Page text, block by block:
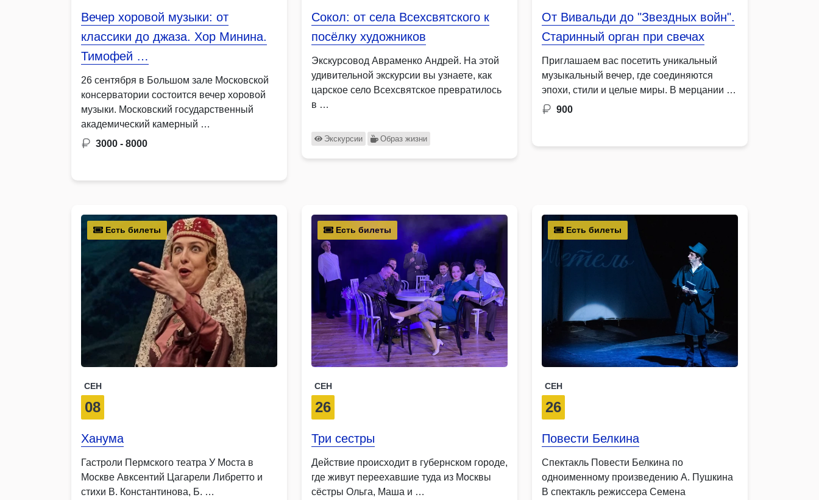
Вечер хоровой музыки: от
классики до джаза. Хор Минина.
Тимофей …
26 сентября в Большом зале Московской
консерватории состоится вечер хоровой
музыки. Московский государственный
академический камерный …
3000 - 8000
Сокол: от села Всехсвятского к
посёлку художников
Экскурсовод Авраменко Андрей. На этой
удивительной экскурсии вы узнаете, как
царское село Всехсвятское превратилось
в …
Экскурсии Образ жизни
От Вивальди до "Звездных войн".
Старинный орган при свечах
Приглашаем вас посетить уникальный
музыкальный вечер, где соединяются
эпохи, стили и целые миры. В мерцании …
900
Есть билеты
СЕН
08
Ханума
Гастроли Пермского театра У Моста в
Москве Авксентий Цагарели Либретто и
стихи В. Константинова, Б. …
Есть билеты
СЕН
26
Три сестры
Действие происходит в губернском городе,
где живут переехавшие туда из Москвы
сёстры Ольга, Маша и …
Есть билеты
СЕН
26
Повести Белкина
Спектакль Повести Белкина по
одноименному произведению А. Пушкина
В спектакль режиссера Семена